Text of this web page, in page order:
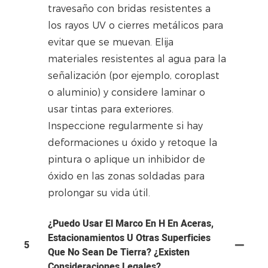
travesaño con bridas resistentes a
los rayos UV o cierres metálicos para
evitar que se muevan. Elija
materiales resistentes al agua para la
señalización (por ejemplo, coroplast
o aluminio) y considere laminar o
usar tintas para exteriores.
Inspeccione regularmente si hay
deformaciones u óxido y retoque la
pintura o aplique un inhibidor de
óxido en las zonas soldadas para
prolongar su vida útil.
5
¿Puedo Usar El Marco En H En Aceras,
Estacionamientos U Otras Superficies
Que No Sean De Tierra? ¿Existen